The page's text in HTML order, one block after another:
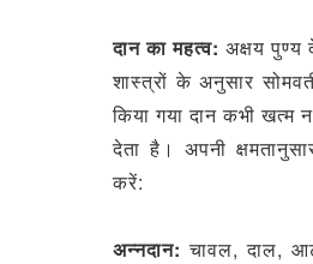
दान का महत्व: अक्षय पुण्य
शास्त्रों के अनुसार
किया गया दान कभी खत्म
देता है। अपनी
करें:
अन्नदान: चावल, दाल,